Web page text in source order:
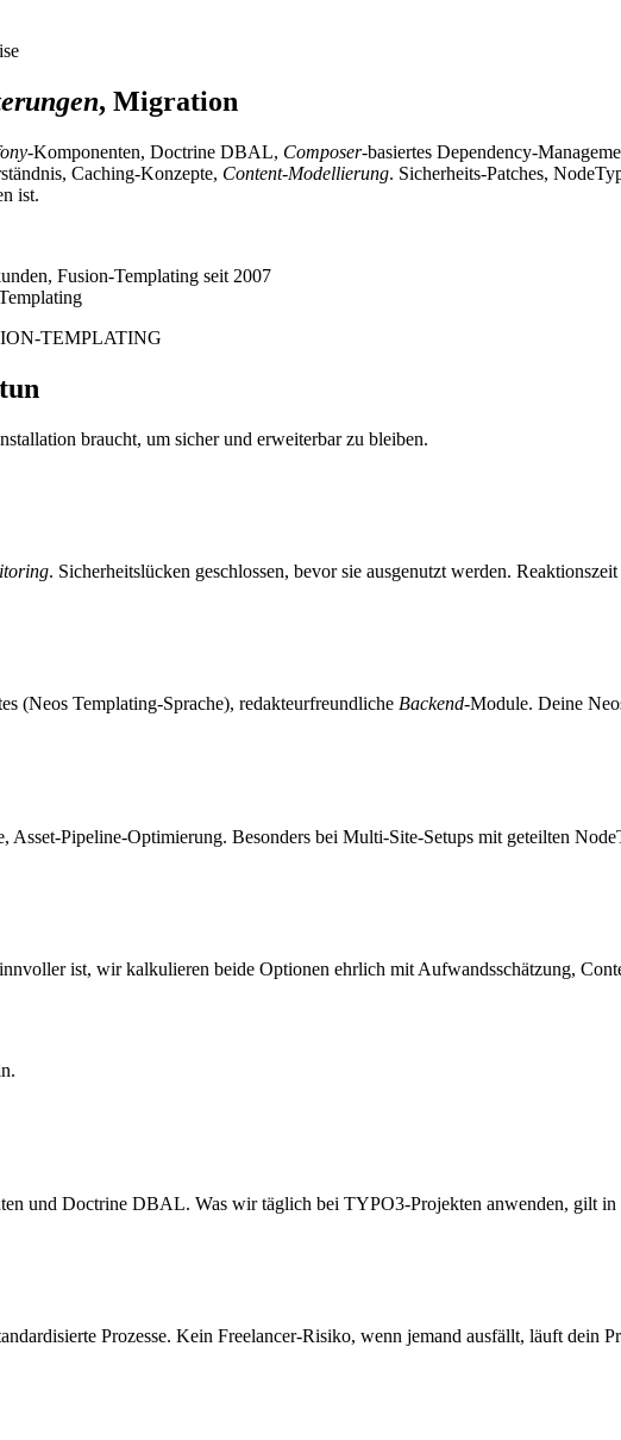
, Migration
-Komponenten, Doctrine DBAL, Composer-basiertes Dependency-
Caching-Konzepte, Content-Modellierung. Sicherheits-Patches,
ist.
TEMPLATING
tun
braucht, um sicher und erweiterbar zu bleiben.
. Sicherheitslücken geschlossen, bevor sie ausgenutzt werden.
(Neos Templating-Sprache), redakteurfreundliche Backend-Module. Deine
Asset-Pipeline-Optimierung. Besonders bei Multi-Site-Setups mit geteilten
ist, wir kalkulieren beide Optionen ehrlich mit Aufwandsschätzung,
und Doctrine DBAL. Was wir täglich bei TYPO3-Projekten anwenden, gilt in
Prozesse. Kein Freelancer-Risiko, wenn jemand ausfällt, läuft dein